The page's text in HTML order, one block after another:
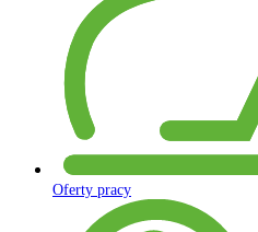
Oferty pracy